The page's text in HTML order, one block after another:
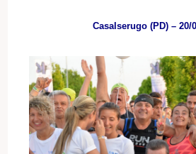
Casalserugo (PD) – 20/